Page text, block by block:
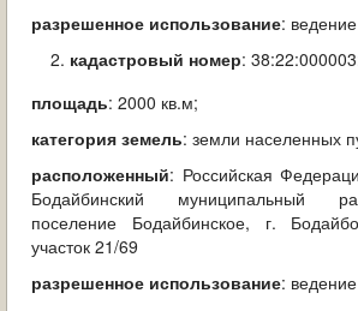
разрешенное использование:
кадастровый номер:
площадь: 2000 кв.м;
категория земель: земли населенных
расположенный: Российская
Бодайбинский муниципальный
поселение Бодайбинское, г.
участок 21/69
разрешенное использование: